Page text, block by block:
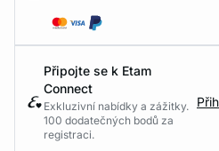
Připojte se k Etam
Connect
Exkluzivní nabídky a zážitky.
100 dodatečných bodů za
registraci.